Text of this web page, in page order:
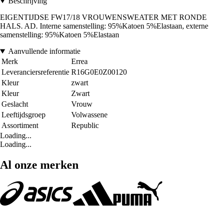
EIGENTIJDSE FW17/18 VROUWENSWEATER MET RONDE
HALS. AD. Interne samenstelling: 95%Katoen 5%Elastaan, externe
samenstelling: 95%Katoen 5%Elastaan
Aanvullende informatie
Merk
Errea
Leveranciersreferentie R16G0E0Z00120
Kleur
zwart
Kleur
Zwart
Geslacht
Vrouw
Leeftijdsgroep
Volwassene
Assortiment
Republic
Loading...
Loading...
Al onze merken